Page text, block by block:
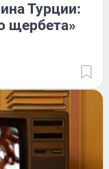
Турции:
щербета»